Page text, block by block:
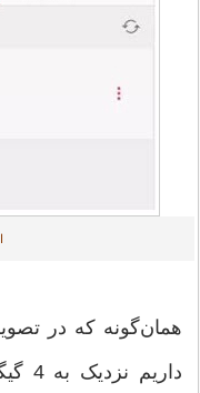
همان‌گونه که در